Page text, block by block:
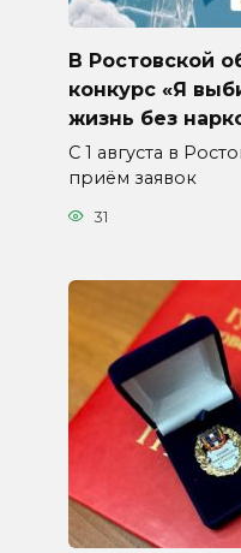
В Ростовской
конкурс «Я
жизнь без
С 1 августа в
приём заявок
31